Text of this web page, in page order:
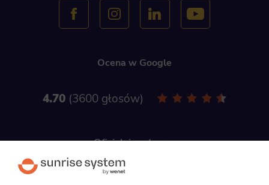
Ocena w Google
4.70 3600 głosów
Oficjalni partnerzy